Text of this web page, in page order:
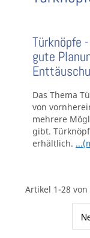
Türknöpfe
gute
Das Thema
von
mehrere
gibt.
erhältlich.
Artikel 1-28 von